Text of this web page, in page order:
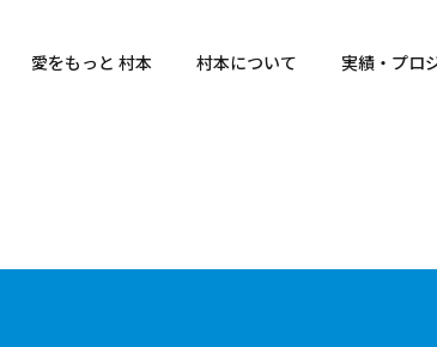
愛をもっと 村本 村本について 実績・プロ